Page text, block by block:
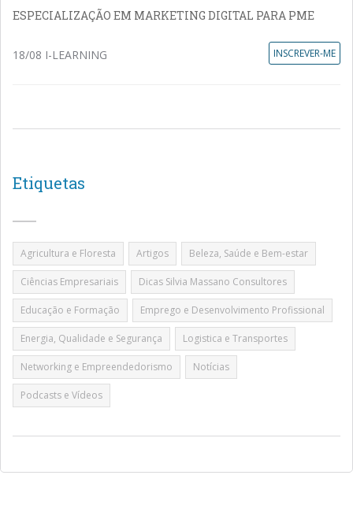
ESPECIALIZAÇÃO EM MARKETING DIGITAL PARA PME
18/08 I-LEARNING INSCREVER-ME
Etiquetas
Agricultura e Floresta Artigos Beleza, Saúde e Bem-estar
Ciências Empresariais Dicas Silvia Massano Consultores
Educação e Formação Emprego e Desenvolvimento Profissional
Energia, Qualidade e Segurança Logistica e Transportes
Networking e Empreendedorismo Notícias
Podcasts e Vídeos